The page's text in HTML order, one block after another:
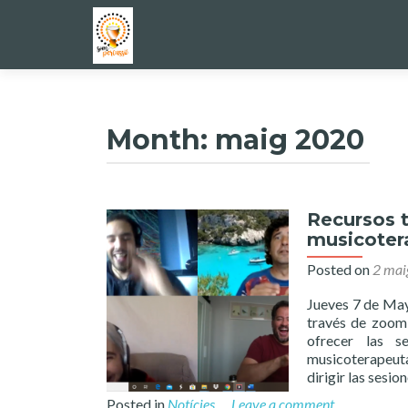
Month: maig 2020
Recursos
Posted on 2
Jueves 7 de
través de
ofrecer las
dirigir las
Posted in Notícies Leave a comment